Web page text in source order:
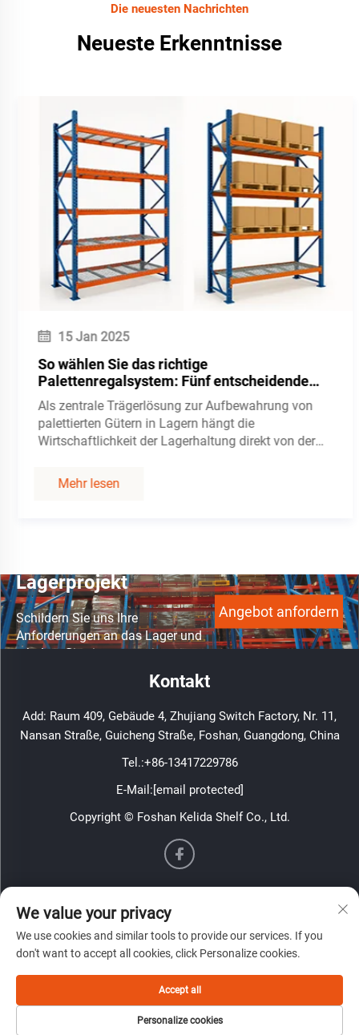
Die neuesten Nachrichten
Neueste Erkenntnisse
15 Jan 2025
So wählen Sie das richtige
Palettenregalsystem: Fünf entscheidende
Faktoren für die Auswahl von Lagerregalen
Als zentrale Trägerlösung zur Aufbewahrung von
palettierten Gütern in Lagern hängt die
Wirtschaftlichkeit der Lagerhaltung direkt von der
ab. Unterschiedliche Arten von Palettenregalen (wie
Mehr lesen
Lagerprojekt
Schildern Sie uns Ihre
Anforderungen an das Lager und
erhalten Sie eine
maßgeschneiderte Regallösung.
Angebot anfordern
Kontakt
Add: Raum 409, Gebäude 4, Zhujiang Switch Factory, Nr. 11,
Nansan Straße, Guicheng Straße, Foshan, Guangdong, China
Tel.:+86-13417229786
E-Mail:[email protected]
Copyright © Foshan Kelida Shelf Co., Ltd.
Informationen
Melden Sie sich für unseren wöchentlichen Newsletter an
Absenden
We value your privacy
We use cookies and similar tools to provide our services. If you
don't want to accept all cookies, click Personalize cookies.
Personalize cookies
Accept all